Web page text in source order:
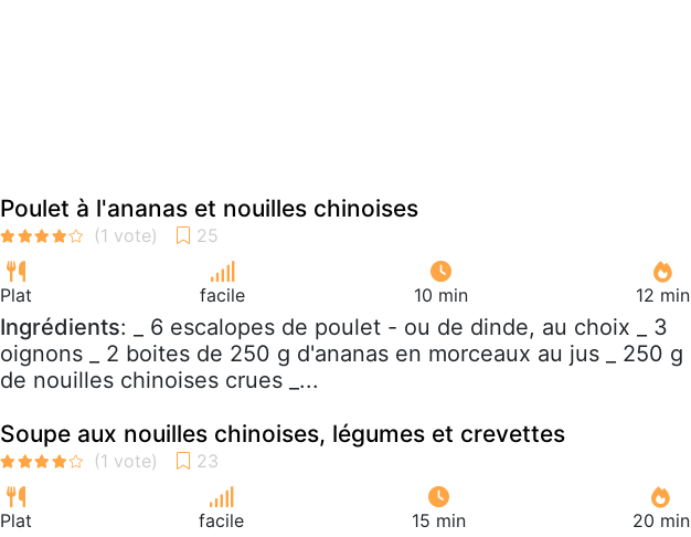
Poulet à l'ananas et nouilles chinoises
Plat facile 10 min 12 min
Ingrédients: _ 6 escalopes de poulet - ou de dinde, au choix _ 3
oignons _ 2 boites de 250 g d'ananas en morceaux au jus _ 250 g
de nouilles chinoises crues _...
Soupe aux nouilles chinoises, légumes et crevettes
Plat facile 15 min 20 min